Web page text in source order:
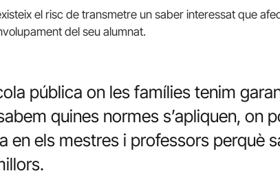
el risc de transmetre un saber interessat que
del seu alumnat.
pública on les famílies tenim
quines normes s’apliquen, on
en els mestres i professors perquè